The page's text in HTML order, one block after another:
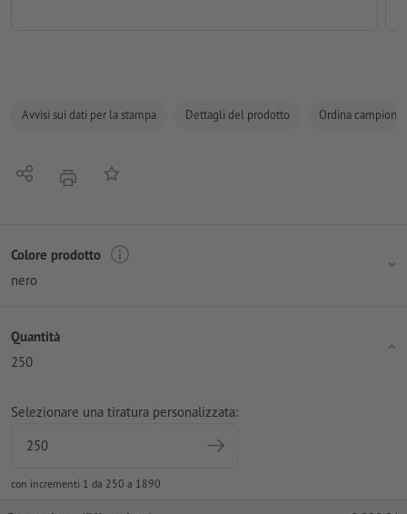
Avvisi sui dati per la stampa Dettagli del prodotto Ordina campione
Condividistamparealla lista preferiti
Colore prodotto
nero
Quantità
250
Selezionare una tiratura personalizzata:
con incrementi 1 da 250 a 1890